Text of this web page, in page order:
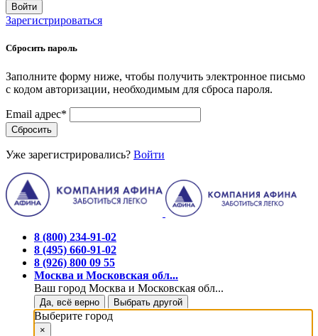
Войти
Зарегистрироваться
Сбросить пароль
Заполните форму ниже, чтобы получить электронное письмо
с кодом авторизации, необходимым для сброса пароля.
Email адрес*
Сбросить
Уже зарегистрировались? Войти
8 (800) 234-91-02
8 (495) 660-91-02
8 (926) 800 09 55
Москва и Московская обл...
Ваш город Москва и Московская обл...
Да, всё верно Выбрать другой
Выберите город
×